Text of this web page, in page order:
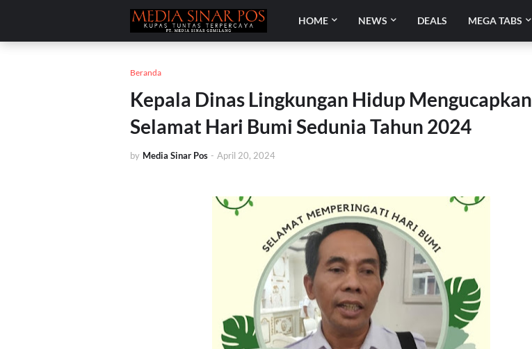
HOME NEWS DEALS MEGA TABS
Beranda
Kepala Dinas Lingkungan Hidup Mengucapkan
Selamat Hari Bumi Sedunia Tahun 2024
by Media Sinar Pos - April 20, 2024